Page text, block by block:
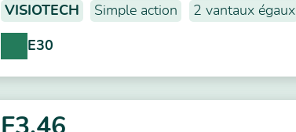
VISIOTECH Simple action 2 vantaux égaux
E30
F3.46